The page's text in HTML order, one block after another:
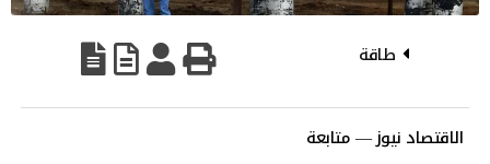
طاقة
الاقتصاد نيوز — متابعة